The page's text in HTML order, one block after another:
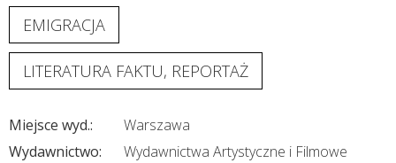
EMIGRACJA
LITERATURA FAKTU, REPORTAŻ
Miejsce wyd.:
Warszawa
Wydawnictwo:
Wydawnictwa Artystyczne i Filmowe